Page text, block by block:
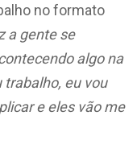
no formato
a gente se
algo na
eu vou
e eles vão me